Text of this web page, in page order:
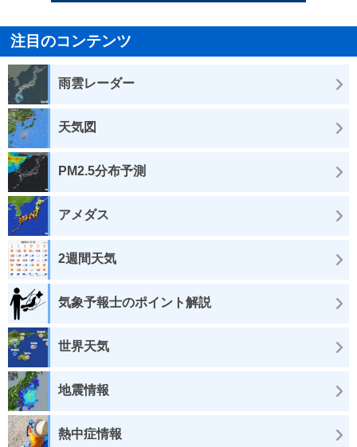
注目のコンテンツ
雨雲レーダー
天気図
PM2.5分布予測
アメダス
2週間天気
気象予報士のポイント解説
世界天気
地震情報
熱中症情報